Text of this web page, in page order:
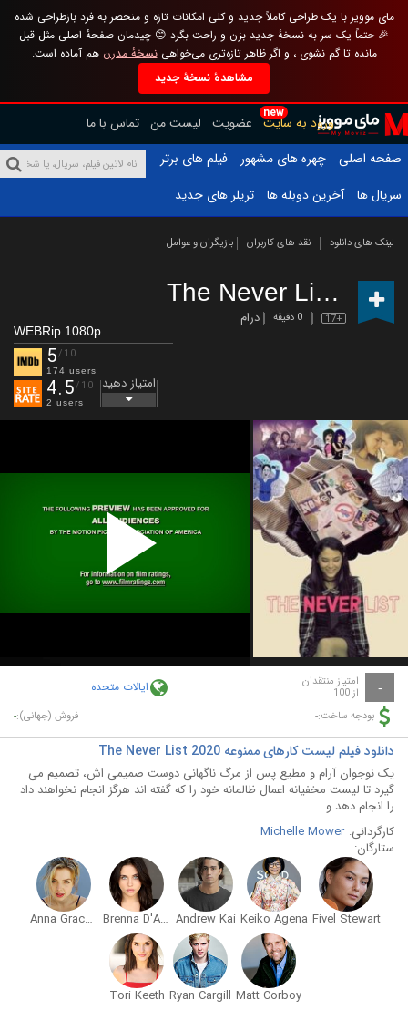
مای موویز با یک طراحی کاملاً جدید و کلی امکانات تازه و منحصر به فرد بازطراحی شده
🎉 حتماً یک سر به نسخهٔ جدید بزن و راحت بگرد 😊 چیدمان صفحهٔ اصلی مثل قبل
مانده تا گم نشوی ، و اگر ظاهر تازه‌تری می‌خواهینسخهٔ مدرن هم آماده است.
مشاهدهٔ نسخهٔ جدید
new
ورود به سایت عضویت لیست من تماس با ما
صفحه اصلی
چهره های مشهور
فیلم های برتر
سریال ها
آخرین دوبله ها تریلر های جدید
لینک های دانلود نقد های کاربران بازیگران و عوامل
The Never List (2020)
17+ 0 دقیقه درام
WEBRip 1080p
5/10
174 users
4.5/10
2 users
امتیاز دهید
Play
Video
- امتیاز منتقدان
از 100 ایالات متحده
بودجه ساخت:- فروش (جهانی):-
دانلود فیلم لیست کارهای ممنوعه The Never List 2020
یک نوجوان آرام و مطیع پس از مرگ ناگهانی دوست صمیمی اش، تصمیم می
گیرد تا لیست مخفیانه اعمال ظالمانه خود را که گفته اند هرگز انجام نخواهند داد
را انجام دهد و ....
کارگردانی: Michelle Mower
ستارگان:
Fivel Stewart
Keiko Agena
Andrew Kai
Brenna D'Amico
Anna Grace Barlow
Matt Corboy
Ryan Cargill
Tori Keeth